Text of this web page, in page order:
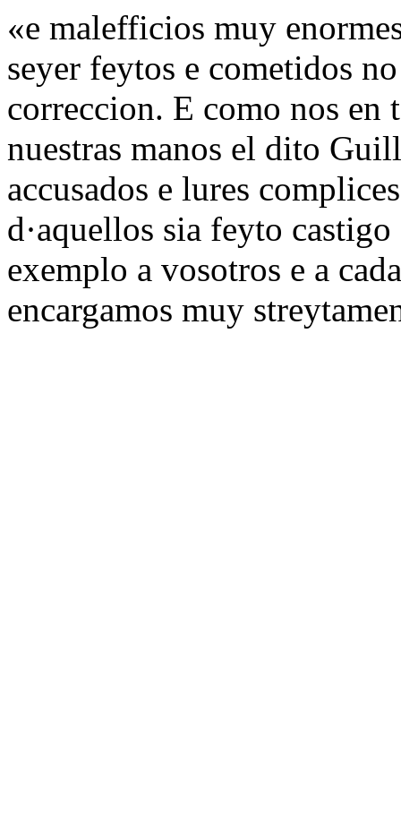
«e malefficios muy
seyer feytos e cometidos
correccion. E como nos en
nuestras manos el dito
accusados e lures
d·aquellos sia feyto
exemplo a vosotros e a
encargamos muy